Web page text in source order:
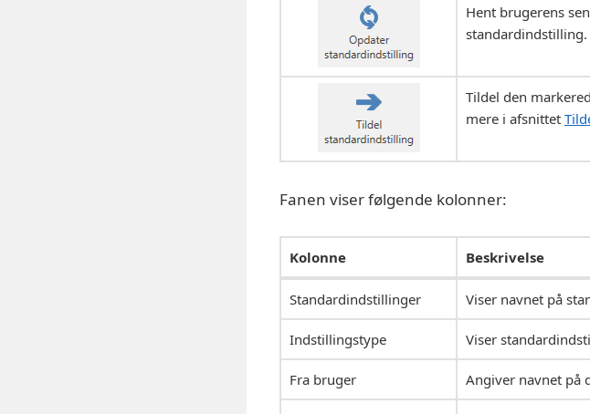
Hent brugerens
standardindstilling.
Tildel den
mere i afsnittet
Fanen viser følgende kolonner:
Kolonne Beskrivelse
Standardindstillinger Viser navnet på
Indstillingstype Viser
Fra bruger Angiver navnet på